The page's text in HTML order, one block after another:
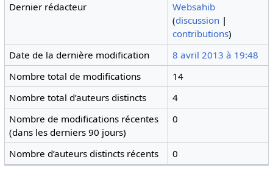
Dernier rédacteur
Websahib
(discussion |
contributions)
Date de la dernière modification
8 avril 2013 à 19:48
Nombre total de modifications
14
Nombre total d’auteurs distincts
4
Nombre de modifications récentes
(dans les derniers 90 jours)
0
Nombre d’auteurs distincts récents 0